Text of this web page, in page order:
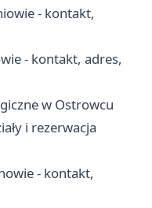
- kontakt,
- kontakt, adres,
w Ostrowcu
i rezerwacja
- kontakt,